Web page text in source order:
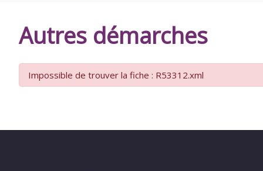
Autres démarches
Impossible de trouver la fiche : R53312.xml